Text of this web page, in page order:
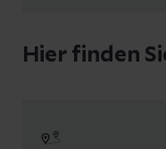
Hier finden